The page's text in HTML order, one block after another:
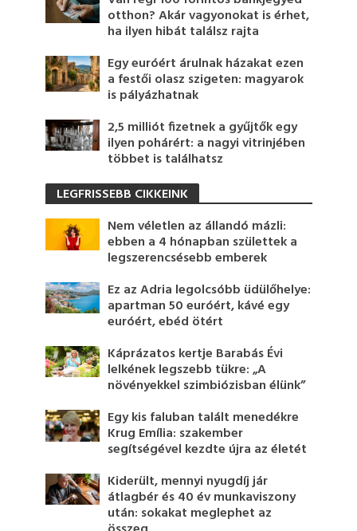
otthon? Akár vagyonokat is érhet,
ha ilyen hibát találsz rajta
Egy euróért árulnak házakat ezen
a festői olasz szigeten: magyarok
is pályázhatnak
2,5 milliót fizetnek a gyűjtők egy
ilyen pohárért: a nagyi vitrinjében
többet is találhatsz
LEGFRISSEBB CIKKEINK
Nem véletlen az állandó mázli:
ebben a 4 hónapban születtek a
legszerencsésebb emberek
Ez az Adria legolcsóbb üdülőhelye:
apartman 50 euróért, kávé egy
euróért, ebéd ötért
Káprázatos kertje Barabás Évi
lelkének legszebb tükre: „A
növényekkel szimbiózisban élünk”
Egy kis faluban talált menedékre
Krug Emília: szakember
segítségével kezdte újra az életét
Kiderült, mennyi nyugdíj jár
átlagbér és 40 év munkaviszony
után: sokakat meglephet az